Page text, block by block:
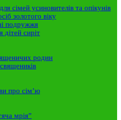
сімей усиновителів та опікунів
золотого віку
подружжя
дітей сиріт
родин
про сім’ю
мрія”